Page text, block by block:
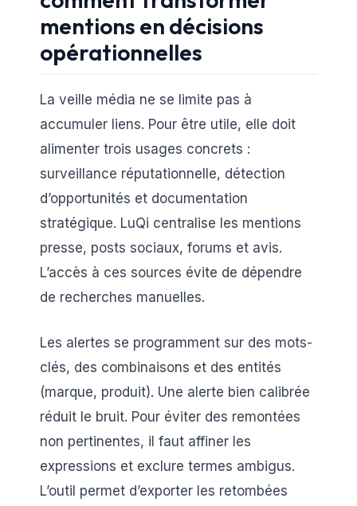
mentions en décisions
opérationnelles
La veille média ne se limite pas à
accumuler liens. Pour être utile, elle doit
alimenter trois usages concrets :
surveillance réputationnelle, détection
d’opportunités et documentation
stratégique. LuQi centralise les mentions
presse, posts sociaux, forums et avis.
L’accès à ces sources évite de dépendre
de recherches manuelles.
Les alertes se programment sur des mots-
clés, des combinaisons et des entités
(marque, produit). Une alerte bien calibrée
réduit le bruit. Pour éviter des remontées
non pertinentes, il faut affiner les
expressions et exclure termes ambigus.
L’outil permet d’exporter les retombées